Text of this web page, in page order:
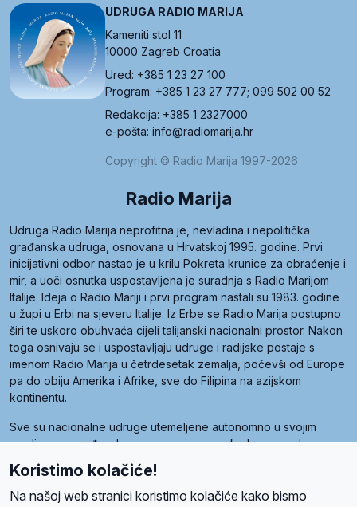
UDRUGA RADIO MARIJA
Kameniti stol 11
10000 Zagreb Croatia
Ured: +385 1 23 27 100
Program: +385 1 23 27 777; 099 502 00 52
Redakcija: +385 1 2327000
e-pošta: info@radiomarija.hr
Copyright © Radio Marija 1997-2026
Radio Marija
Udruga Radio Marija neprofitna je, nevladina i nepolitička
građanska udruga, osnovana u Hrvatskoj 1995. godine. Prvi
inicijativni odbor nastao je u krilu Pokreta krunice za obraćenje i
mir, a uoči osnutka uspostavljena je suradnja s Radio Marijom
Italije. Ideja o Radio Mariji i prvi program nastali su 1983. godine
u župi u Erbi na sjeveru Italije. Iz Erbe se Radio Marija postupno
širi te uskoro obuhvaća cijeli talijanski nacionalni prostor. Nakon
toga osnivaju se i uspostavljaju udruge i radijske postaje s
imenom Radio Marija u četrdesetak zemalja, počevši od Europe
pa do obiju Amerika i Afrike, sve do Filipina na azijskom
kontinentu.
Sve su nacionalne udruge utemeljene autonomno u svojim
zemljama, a međusobna su povezane preko krovne udruge
pod nazivom Svjetska obitelj Radio Marije (World Family of
Radio Maria). Svjetsku obitelj utemeljilo je sedam članica, među
kojima je i hrvatska Udruga Radio Marija.
Koristimo kolačiće!
Na našoj web stranici koristimo kolačiće kako bismo